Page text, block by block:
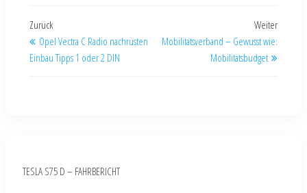
Zurück
Opel Vectra C Radio nachrüsten
Einbau Tipps 1 oder 2 DIN
Weiter
Mobilitätsverband – Gewusst wie:
Mobilitätsbudget
TESLA S75 D – FAHRBERICHT